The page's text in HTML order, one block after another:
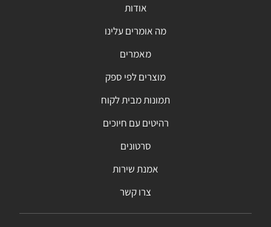
אודות
מה אומרים עלינו
מאמרים
מוצרים לפי ספק
תמונות מבית לקוח
רהיטים עם חיוכים
סרטונים
אמנת שירות
צרו קשר